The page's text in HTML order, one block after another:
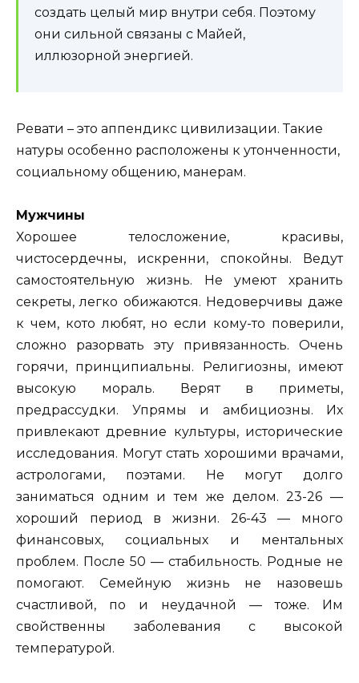
создать целый мир внутри себя. Поэтому
они сильной связаны с Майей,
иллюзорной энергией.
Ревати – это аппендикс цивилизации. Такие
натуры особенно расположены к утонченности,
социальному общению, манерам.
Мужчины
Хорошее телосложение, красивы,
чистосердечны, искренни, спокойны. Ведут
самостоятельную жизнь. Не умеют хранить
секреты, легко обижаются. Недоверчивы даже
к чем, кото любят, но если кому-то поверили,
сложно разорвать эту привязанность. Очень
горячи, принципиальны. Религиозны, имеют
высокую мораль. Верят в приметы,
предрассудки. Упрямы и амбициозны. Их
привлекают древние культуры, исторические
исследования. Могут стать хорошими врачами,
астрологами, поэтами. Не могут долго
заниматься одним и тем же делом. 23-26 —
хороший период в жизни. 26-43 — много
финансовых, социальных и ментальных
проблем. После 50 — стабильность. Родные не
помогают. Семейную жизнь не назовешь
счастливой, по и неудачной — тоже. Им
свойственны заболевания с высокой
температурой.